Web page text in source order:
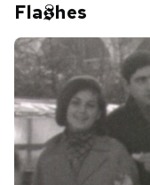
Fla hes